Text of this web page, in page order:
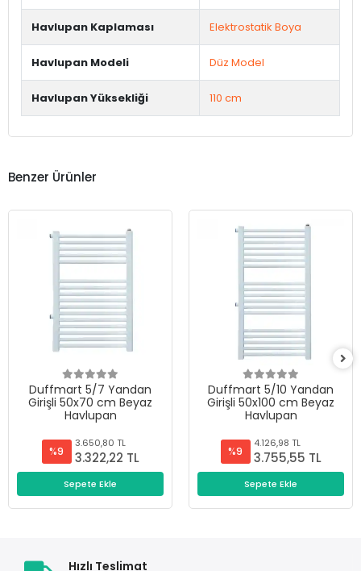
Havlupan Kaplaması Elektrostatik Boya
Havlupan Modeli Düz Model
Havlupan Yüksekliği 110 cm
Benzer Ürünler
Duffmart 5/7 Yandan
Girişli 50x70 cm Beyaz
Havlupan
%9
3.650,80 TL
3.322,22 TL
Sepete Ekle
Duffmart 5/10 Yandan
Girişli 50x100 cm Beyaz
Havlupan
%9
4.126,98 TL
3.755,55 TL
Sepete Ekle
Hızlı Teslimat